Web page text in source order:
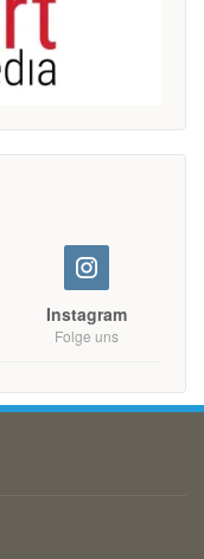
Instagram
Folge uns